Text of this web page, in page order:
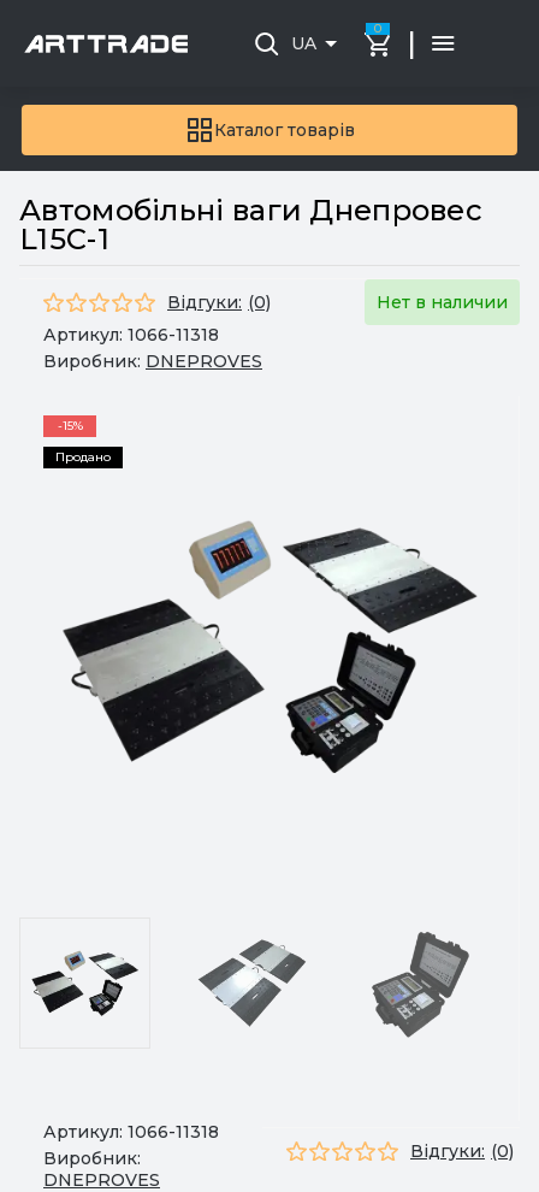
Каталог товарів
UA
0 |
Автомобільні ваги Днепровес
L15C-1
Відгуки: (0)
Нет в наличии
Артикул: 1066-11318
Виробник: DNEPROVES
-15%
Продано
Артикул: 1066-11318
Виробник:
DNEPROVES
Відгуки: (0)